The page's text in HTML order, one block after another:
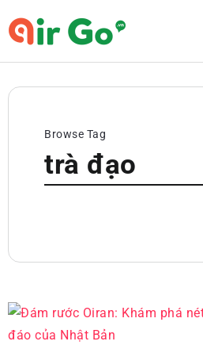
Browse Tag
trà đạo